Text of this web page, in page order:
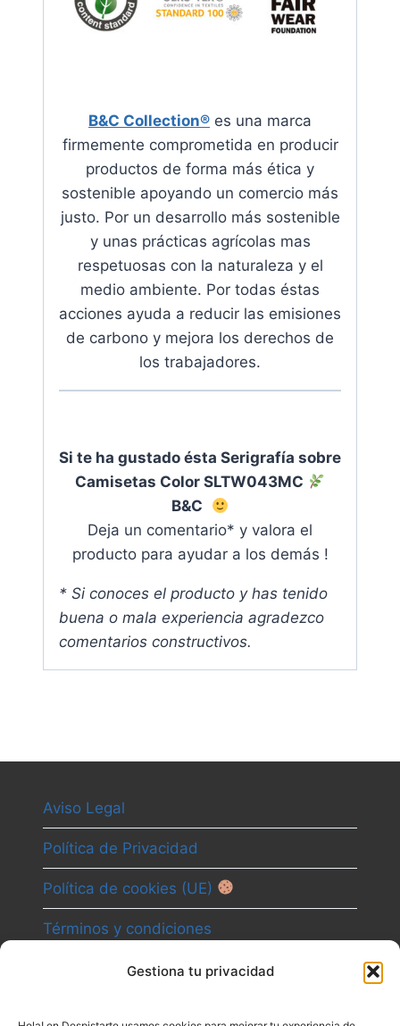
Gestiona tu privacidad
B&C Collection® es una marca
firmemente comprometida en producir
productos de forma más ética y
sostenible apoyando un comercio más
justo. Por un desarrollo más sostenible
y unas prácticas agrícolas mas
respetuosas con la naturaleza y el
medio ambiente. Por todas éstas
acciones ayuda a reducir las emisiones
de carbono y mejora los derechos de
los trabajadores.
Si te ha gustado ésta Serigrafía sobre
Camisetas Color SLTW043MC
B&C
Deja un comentario* y valora el
producto para ayudar a los demás !
* Si conoces el producto y has tenido
buena o mala experiencia agradezco
comentarios constructivos.
Aviso Legal
Política de Privacidad
Política de cookies (UE)
Términos y condiciones